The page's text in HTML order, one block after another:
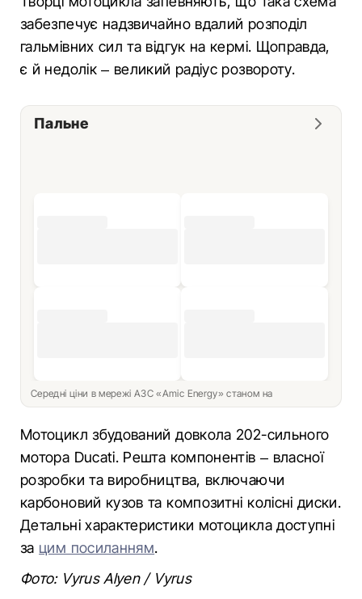
забезпечує надзвичайно вдалий розподіл
гальмівних сил та відгук на кермі. Щоправда,
є й недолік – великий радіус розвороту.
Пальне
Середні ціни в мережі АЗС «Amic Energy» станом на
Мотоцикл збудований довкола 202-сильного
мотора Ducati. Решта компонентів – власної
розробки та виробництва, включаючи
карбоновий кузов та композитні колісні диски.
Детальні характеристики мотоцикла доступні
за цим посиланням.
Фото: Vyrus Alyen / Vyrus